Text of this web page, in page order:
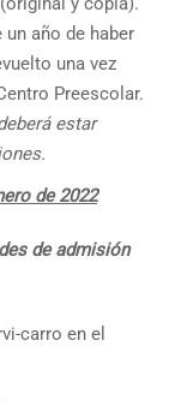
año de haber
una vez
Preescolar.
estar
de 2022
de admisión
carro en el